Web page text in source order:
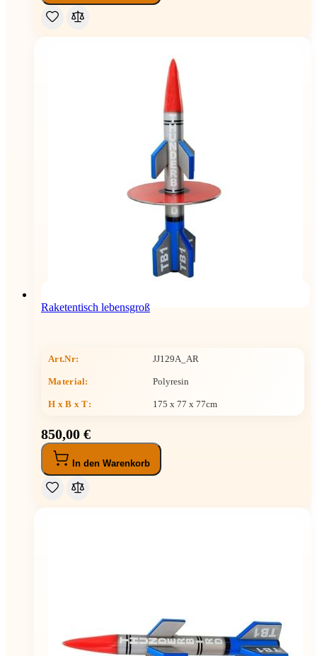
Raketentisch lebensgroß
Art.Nr: JJ129A_AR
Material: Polyresin
H x B x T: 175 x 77 x 77cm
850,00 €
In den Warenkorb